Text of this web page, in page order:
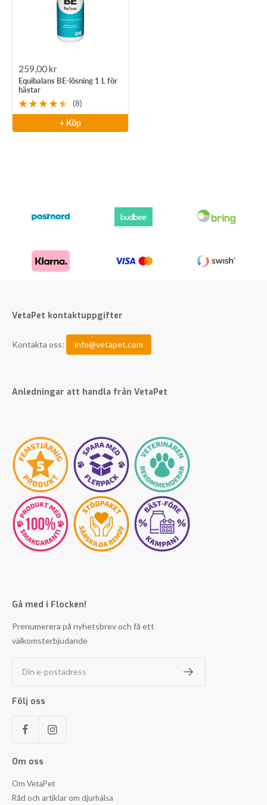
Rea-
pris
259,00 kr
Equibalans BE-lösning 1 L för
hästar
(8)
+ Köp
VetaPet kontaktuppgifter
Kontakta oss: info@vetapet.com
Anledningar att handla från VetaPet
Gå med i Flocken!
Prenumerera på nyhetsbrev och få ett
välkomsterbjudande
Din e-postadress
Följ oss
Om oss
Om VetaPet
Råd och artiklar om djurhälsa